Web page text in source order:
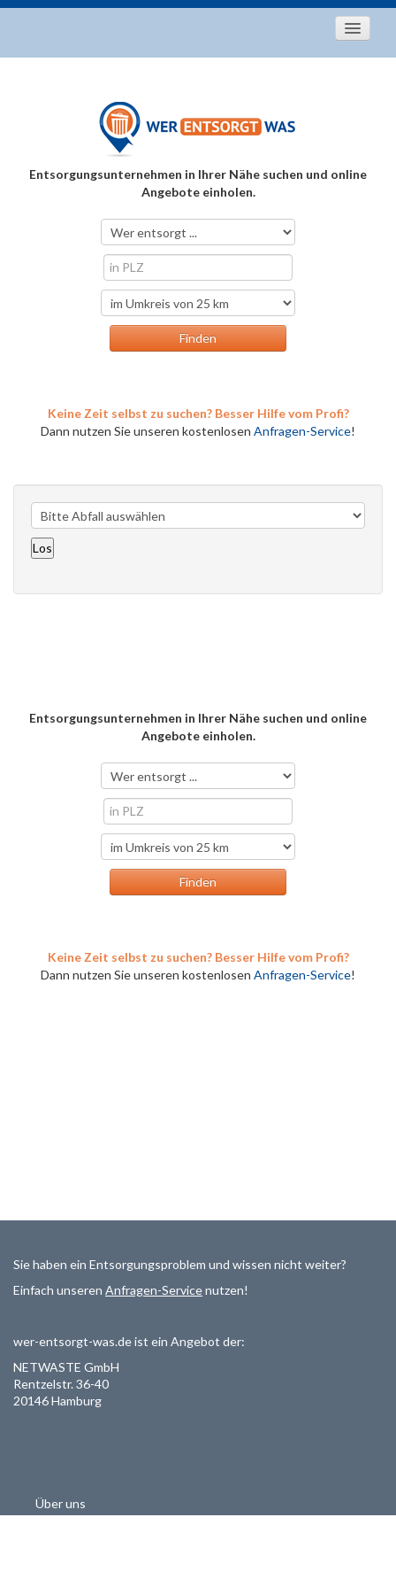
Entsorgungstipps
Über uns
Entsorgungsunternehmen in Ihrer Nähe suchen und online
Angebote einholen.
Keine Zeit selbst zu suchen? Besser Hilfe vom Profi?
Dann nutzen Sie unseren kostenlosen Anfragen-Service!
Entsorgungsunternehmen in Ihrer Nähe suchen und online
Angebote einholen.
Keine Zeit selbst zu suchen? Besser Hilfe vom Profi?
Dann nutzen Sie unseren kostenlosen Anfragen-Service!
Sie haben ein Entsorgungsproblem und wissen nicht weiter?
Einfach unseren Anfragen-Servicenutzen!
wer-entsorgt-was.de ist ein Angebot der:
NETWASTE GmbH
Rentzelstr. 36-40
20146 Hamburg
Über uns